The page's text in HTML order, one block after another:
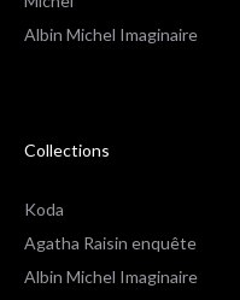
Albin Michel Imaginaire
Collections
Koda
Agatha Raisin enquête
Albin Michel Imaginaire